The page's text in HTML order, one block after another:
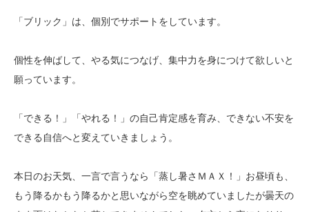
「ブリック」は、個別でサポートをしています。
個性を伸ばして、やる気につなげ、集中力を身につけて欲しいと
願っています。
「できる！」「やれる！」の自己肯定感を育み、できない不安を
できる自信へと変えていきましょう。
本日のお天気、一言で言うなら「蒸し暑さＭＡＸ！」お昼頃も、
もう降るかもう降るかと思いながら空を眺めていましたが曇天の